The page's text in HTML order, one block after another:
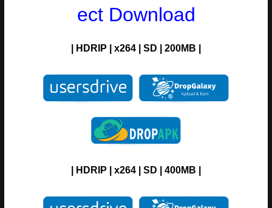
ect Download
| H DRIP | x264 | SD | 200MB |
| H DRIP | x264 | SD | 400MB |